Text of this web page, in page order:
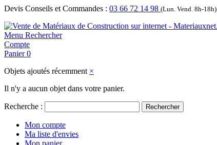
Devis Conseils et Commandes : 03 66 72 14 98 (Lun. Vend. 8h-18h)
Menu Rechercher
Compte
Panier 0
Objets ajoutés récemment ×
Il n'y a aucun objet dans votre panier.
Recherche : Rechercher
Mon compte
Ma liste d'envies
Mon panier